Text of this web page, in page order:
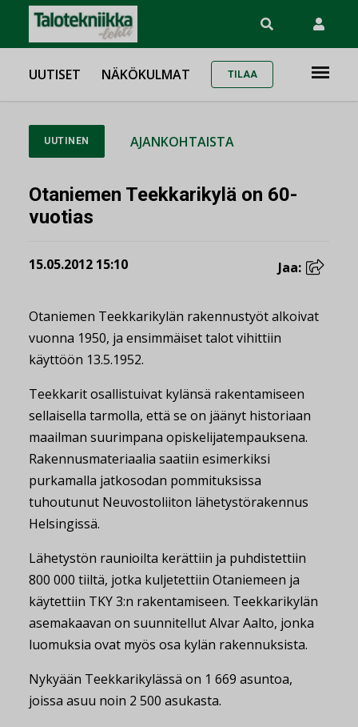
UUTISET NÄKÖKULMAT TILAA
UUTINEN AJANKOHTAISTA
Otaniemen Teekkarikylä on 60-
vuotias
15.05.2012 15:10 Jaa:
Otaniemen Teekkarikylän rakennustyöt alkoivat
vuonna 1950, ja ensimmäiset talot vihittiin
käyttöön 13.5.1952.
Teekkarit osallistuivat kylänsä rakentamiseen
sellaisella tarmolla, että se on jäänyt historiaan
maailman suurimpana opiskelijatempauksena.
Rakennusmateriaalia saatiin esimerkiksi
purkamalla jatkosodan pommituksissa
tuhoutunut Neuvostoliiton lähetystörakennus
Helsingissä.
Lähetystön raunioilta kerättiin ja puhdistettiin
800 000 tiiltä, jotka kuljetettiin Otaniemeen ja
käytettiin TKY 3:n rakentamiseen. Teekkarikylän
asemakaavan on suunnitellut Alvar Aalto, jonka
luomuksia ovat myös osa kylän rakennuksista.
Nykyään Teekkarikylässä on 1 669 asuntoa,
joissa asuu noin 2 500 asukasta.